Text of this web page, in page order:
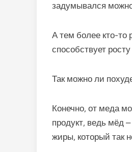
задумывался
А тем более кто-то
способствует
Так можно ли
Конечно, от меда
продукт, ведь мёд
жиры, который так